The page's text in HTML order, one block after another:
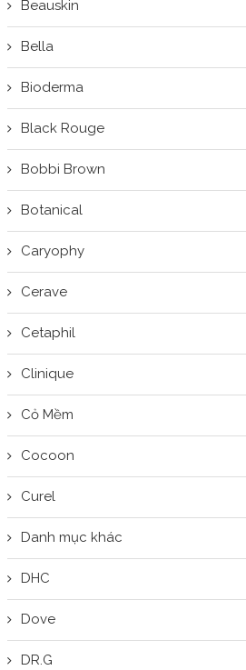
Beauskin
Bella
Bioderma
Black Rouge
Bobbi Brown
Botanical
Caryophy
Cerave
Cetaphil
Clinique
Cỏ Mềm
Cocoon
Curel
Danh mục khác
DHC
Dove
DR.G